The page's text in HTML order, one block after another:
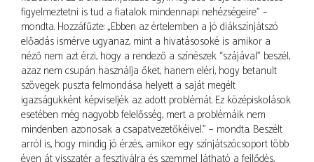
figyelmeztetni is tud a fiatalok mindennapi nehézségeire” –
mondta. Hozzáfűzte: „Ebben az értelemben a jó diákszínjátszó
előadás ismérve ugyanaz, mint a hivatásosoké is: amikor a
néző nem azt érzi, hogy a rendező a színészek “szájával” beszél,
azaz nem csupán használja őket, hanem eléri, hogy betanult
szövegek puszta felmondása helyett a saját megélt
igazságukként képviseljék az adott problémát. Ez középiskolások
esetében még nagyobb felelősség, mert a problémáik nem
mindenben azonosak a csapatvezetőkéivel.” – mondta. Beszélt
arról is, hogy mindig jó érzés, amikor egy színjátszócsoport több